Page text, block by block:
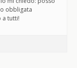
obbligata
a tutti!